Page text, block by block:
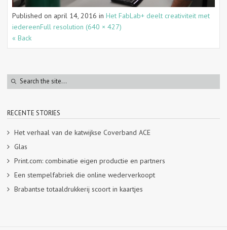
Published on april 14, 2016 in Het FabLab+ deelt creativiteit met
iedereenFull resolution (640 × 427)
« Back
RECENTE STORIES
Het verhaal van de katwijkse Coverband ACE
Glas
Print.com: combinatie eigen productie en partners
Een stempelfabriek die online wederverkoopt
Brabantse totaaldrukkerij scoort in kaartjes